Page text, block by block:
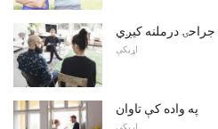
درملنه کیږي
اړیکې
په واده کې تاوان
اړیکې